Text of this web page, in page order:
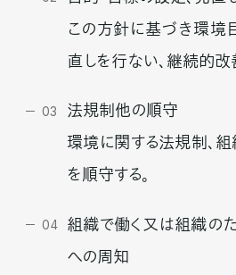
この方針に基づき環境
直しを行ない、継続的改
03
法規制他の順守
環境に関する法規制、
を順守する。
04
組織で働く又は組織の
への周知